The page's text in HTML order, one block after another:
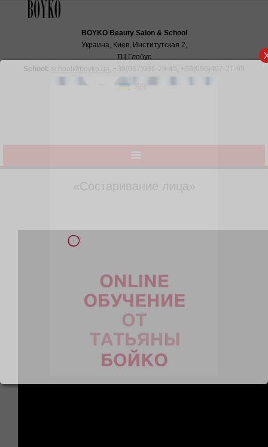
BOYKO Beauty Salon & School
Украина, Киев, Институтская 2,
ТЦ Глобус
School: school@boyko.ua +38(067)936‑29‑45 ,+38(096)497‑21‑99
«Состаривание лица»